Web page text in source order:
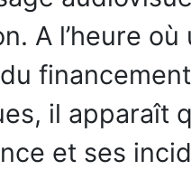
A l’heure
il apparaît
et ses